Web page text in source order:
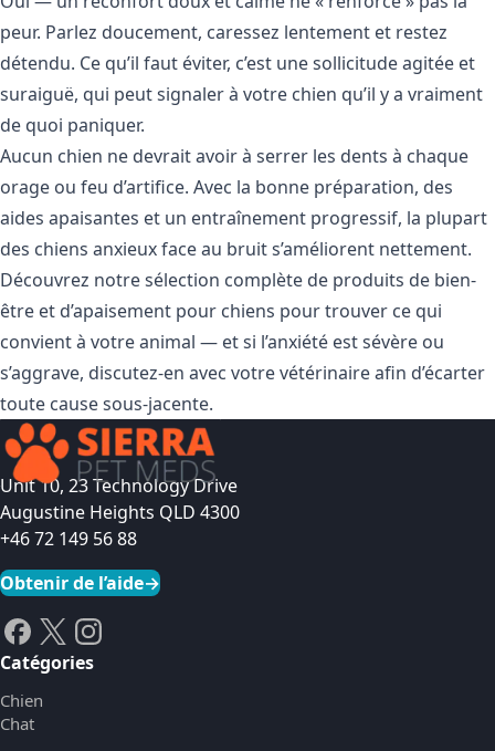
peur. Parlez doucement, caressez lentement et restez
détendu. Ce qu’il faut éviter, c’est une sollicitude agitée et
suraiguë, qui peut signaler à votre chien qu’il y a vraiment
de quoi paniquer.
Aucun chien ne devrait avoir à serrer les dents à chaque
orage ou feu d’artifice. Avec la bonne préparation, des
aides apaisantes et un entraînement progressif, la plupart
des chiens anxieux face au bruit s’améliorent nettement.
Découvrez notre sélection complète de produits de bien-
être et d’apaisement pour chiens pour trouver ce qui
convient à votre animal — et si l’anxiété est sévère ou
s’aggrave, discutez-en avec votre vétérinaire afin d’écarter
toute cause sous-jacente.
Unit 10, 23 Technology Drive
Augustine Heights QLD 4300
+46 72 149 56 88
Obtenir de l’aide→
Catégories
Chien
Chat